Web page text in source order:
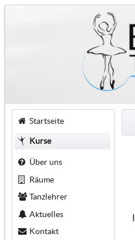
Startseite
Kurse
Über uns
Räume
Tanzlehrer
Aktuelles
Kontakt